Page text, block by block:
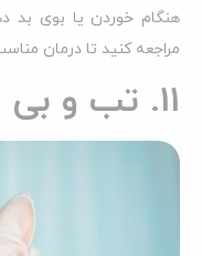
هنگام خوردن یا بوی بد
مراجعه کنید تا درمان
11. تب و بی اشتهایی گربه